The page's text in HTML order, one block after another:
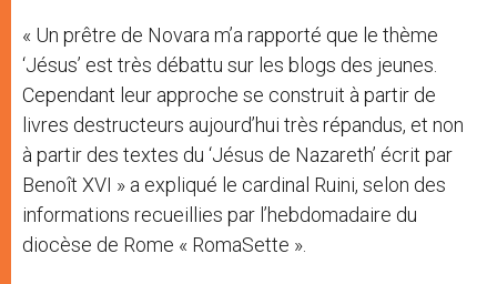
« Un prêtre de Novara m’a rapporté que le thème
‘Jésus’ est très débattu sur les blogs des jeunes.
Cependant leur approche se construit à partir de
livres destructeurs aujourd’hui très répandus, et non
à partir des textes du ‘Jésus de Nazareth’ écrit par
Benoît XVI » a expliqué le cardinal Ruini, selon des
informations recueillies par l’hebdomadaire du
diocèse de Rome « RomaSette ».